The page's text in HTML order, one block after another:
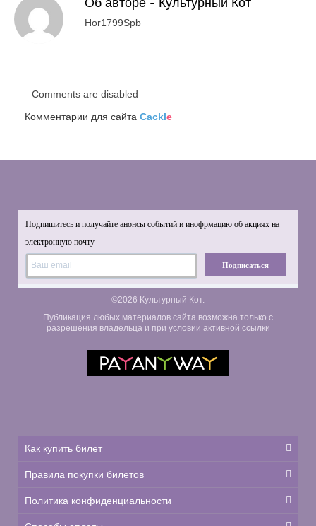
Об авторе - Культурный Кот
Hor1799Spb
Comments are disabled
Комментарии для сайта Cackle
Подпишитесь и получайте анонсы событий и инофрмацию об акциях на
электронную почту
Подписаться
©2026 Культурный Кот.
Публикация любых материалов сайта возможна только с
разрешения владельца и при условии активной ссылки
Как купить билет
Правила покупки билетов
Политика конфиденциальности